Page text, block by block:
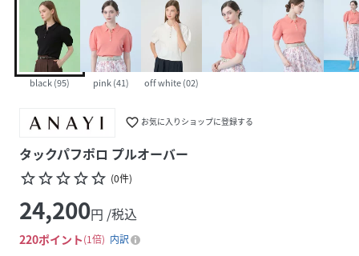
black (95) pink (41) off white (02)
favorite_border お気に入りショップに登録する
タックパフポロ プルオーバー
star_borderstar_borderstar_borderstar_borderstar_border (0件)
24,200円 /税込
220ポイント 1倍
内訳